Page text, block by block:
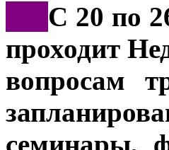
С 20 по
проходит
вопросам
семинары,